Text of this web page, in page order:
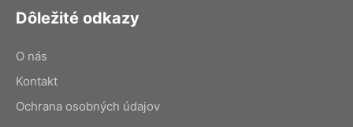
Dôležité odkazy
O nás
Kontakt
Ochrana osobných údajov